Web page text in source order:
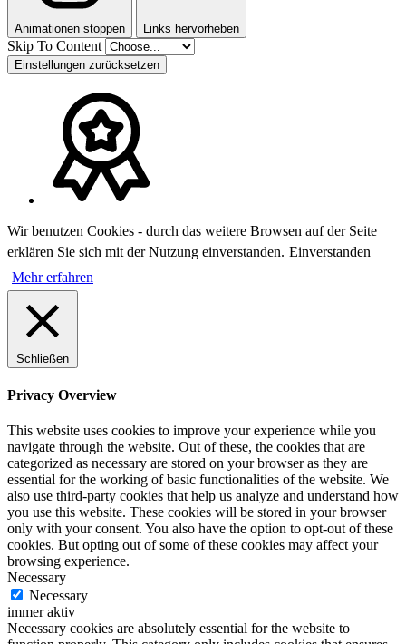
Animationen stoppen Links hervorheben
Skip To Content
Einstellungen zurücksetzen
Wir benutzen Cookies - durch das weitere Browsen auf der Seite
erklären Sie sich mit der Nutzung einverstanden. Einverstanden
Mehr erfahren
Schließen
Privacy Overview
This website uses cookies to improve your experience while you
navigate through the website. Out of these, the cookies that are
categorized as necessary are stored on your browser as they are
essential for the working of basic functionalities of the website. We
also use third-party cookies that help us analyze and understand how
you use this website. These cookies will be stored in your browser
only with your consent. You also have the option to opt-out of these
cookies. But opting out of some of these cookies may affect your
browsing experience.
Necessary
Necessary
immer aktiv
Necessary cookies are absolutely essential for the website to